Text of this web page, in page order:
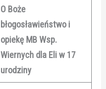
O Boże
błogosławieństwo i
opiekę MB Wsp.
Wiernych dla Eli w 17
urodziny